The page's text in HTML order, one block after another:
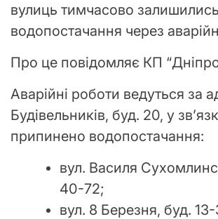
вулиць тимчасово
водопостачання через
Про це повідомляє КП
Аварійні роботи ведуться за
Будівельників, буд. 20, у
припинено водопостачання:
вул. Василя
40-72;
вул. 8 Березня, буд.